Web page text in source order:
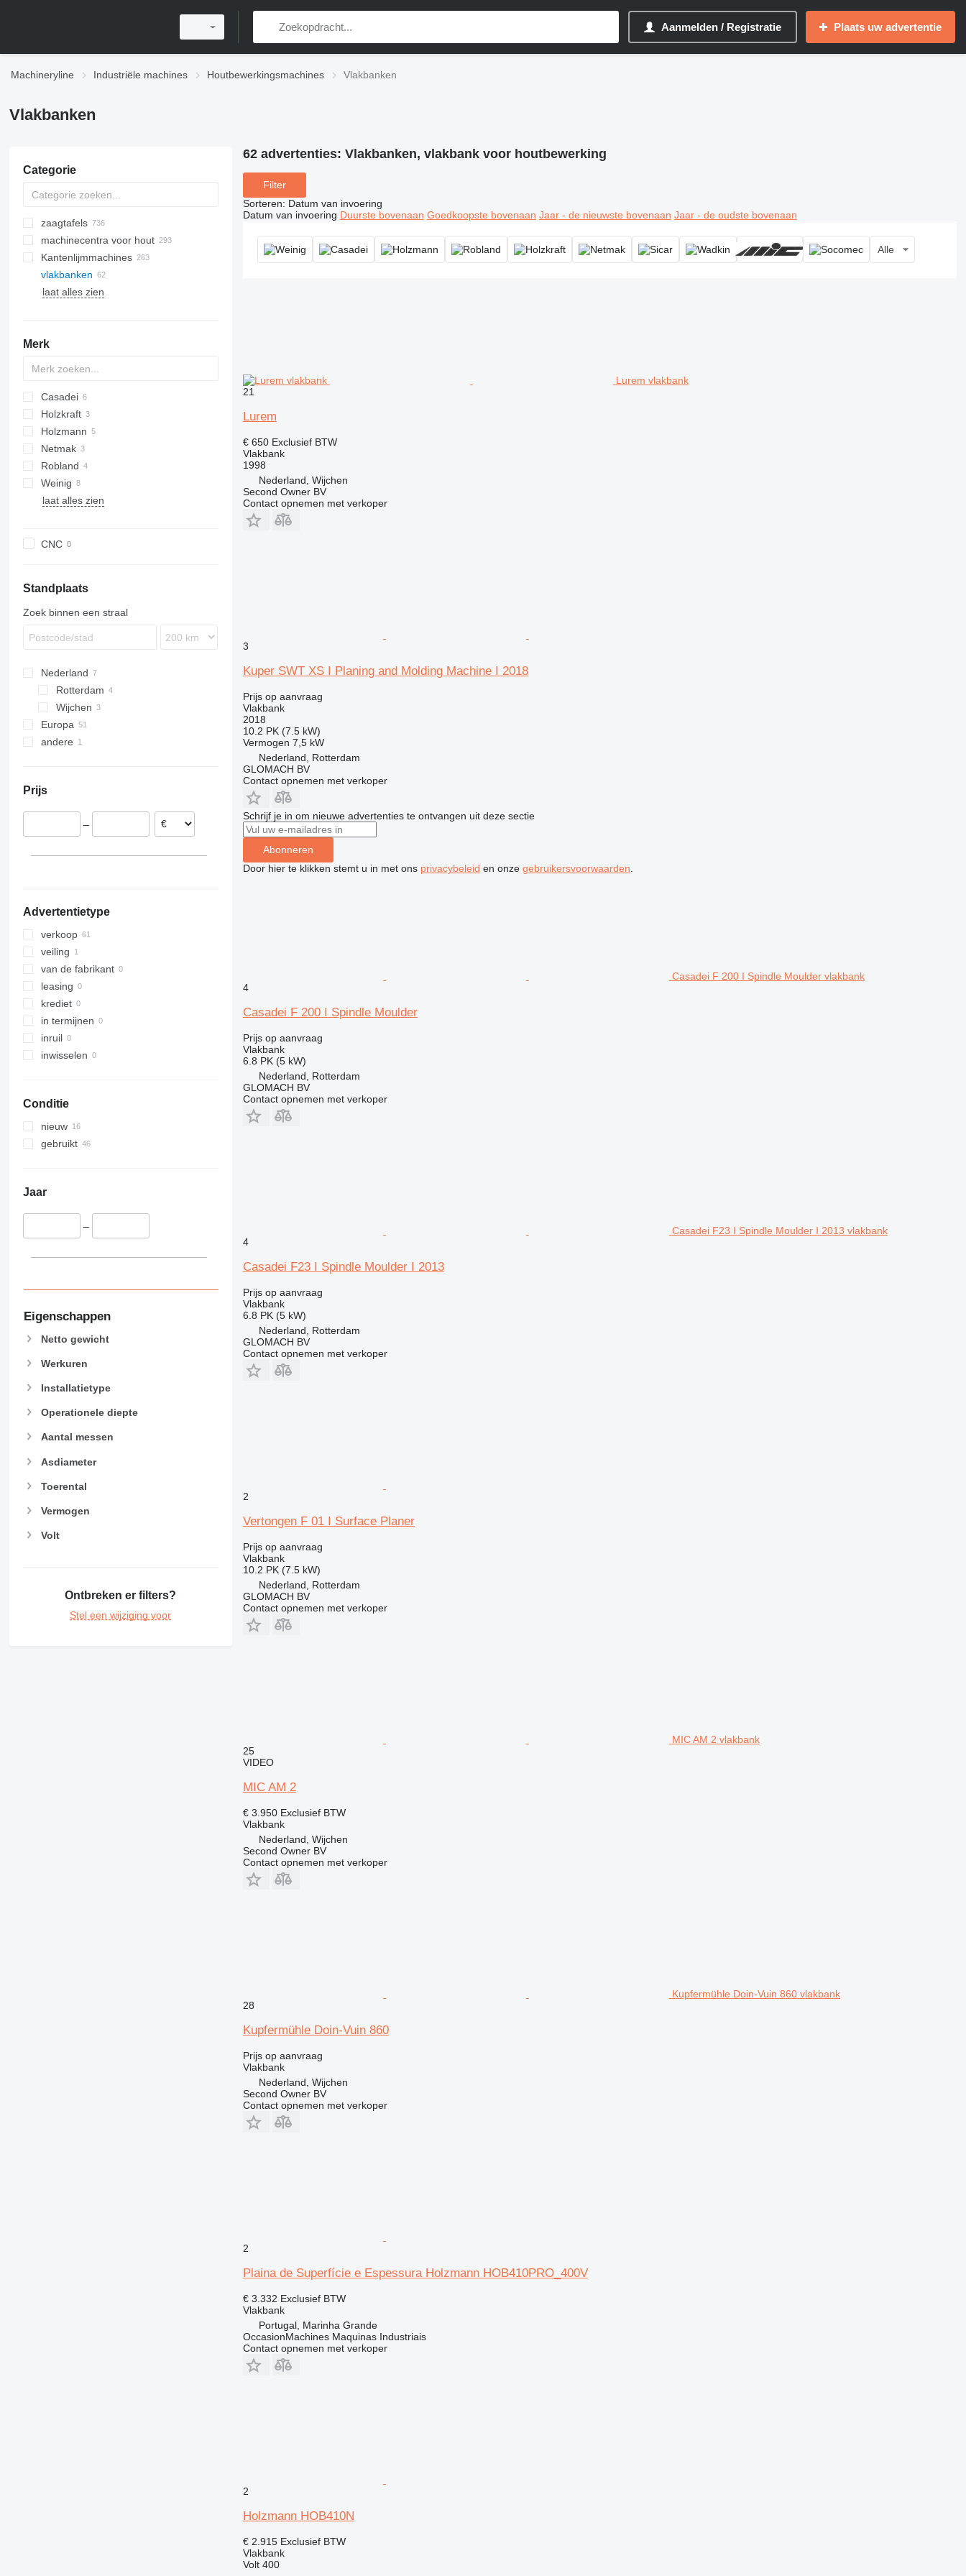
Aanmelden / Registratie Plaats uw advertentie
Machineryline Industriële machines Houtbewerkingsmachines Vlakbanken
Vlakbanken
Categorie
zaagtafels
tafelcirkelzagen
cirkelzagen
houtlintzaagmachines
verstekzagen
zagen met meerdere bladen
pennenbanken
dubbele verstekzagen
fineerzagen
houtzagerijen
zagerij
combinatie
houtbewerkingsmachines
pendelzagen
elektrische figuurzagen
machinecentra voor hout
Kantenlijmmachines
lijmpersen
pelletpersen
brede bandschuurmachines
lange bandschuurmachines
vlakbanken
laat alles zien
Merk
Casadei
Holzkraft
Holzmann
Netmak
Robland
Weinig
Hydromat
laat alles zien
CNC
Standplaats
Zoek binnen een straal
Nederland
Rotterdam
Wijchen
Europa
Duitsland
Oostenrijk
Letland
andere
Prijs
–
Advertentietype
verkoop
veiling
van de fabrikant
leasing
krediet
in termijnen
inruil
inwisselen
Conditie
nieuw
gebruikt
Jaar
–
Eigenschappen
Netto gewicht
Werkuren
Installatietype
Operationele diepte
Aantal messen
Asdiameter
Toerental
Vermogen
Volt
Ontbreken er filters?
Stel een wijziging voor
62 advertenties: Vlakbanken, vlakbank voor houtbewerking
Filter
Sorteren: Datum van invoering
Datum van invoering Duurste bovenaan Goedkoopste bovenaan Jaar - de nieuwste bovenaan Jaar - de oudste bovenaan
Alle
Lurem vlakbank
21
Lurem
€ 650 Exclusief BTW
Vlakbank
1998
Nederland, Wijchen
Second Owner BV
Contact opnemen met verkoper
3
Kuper SWT XS I Planing and Molding Machine I 2018
Prijs op aanvraag
Vlakbank
2018
10.2 PK (7.5 kW)
Vermogen 7,5 kW
Nederland, Rotterdam
GLOMACH BV
Contact opnemen met verkoper
Schrijf je in om nieuwe advertenties te ontvangen uit deze sectie
Abonneren
Door hier te klikken stemt u in met ons privacybeleid en onze gebruikersvoorwaarden
Casadei F 200 I Spindle Moulder vlakbank
4
Casadei F 200 I Spindle Moulder
Prijs op aanvraag
Vlakbank
6.8 PK (5 kW)
Nederland, Rotterdam
GLOMACH BV
Contact opnemen met verkoper
Casadei F23 I Spindle Moulder I 2013 vlakbank
4
Casadei F23 I Spindle Moulder I 2013
Prijs op aanvraag
Vlakbank
6.8 PK (5 kW)
Nederland, Rotterdam
GLOMACH BV
Contact opnemen met verkoper
2
Vertongen F 01 I Surface Planer
Prijs op aanvraag
Vlakbank
10.2 PK (7.5 kW)
Nederland, Rotterdam
GLOMACH BV
Contact opnemen met verkoper
MIC AM 2 vlakbank
25
VIDEO
MIC AM 2
€ 3.950 Exclusief BTW
Vlakbank
Nederland, Wijchen
Second Owner BV
Contact opnemen met verkoper
Kupfermühle Doin-Vuin 860 vlakbank
28
Kupfermühle Doin-Vuin 860
Prijs op aanvraag
Vlakbank
Nederland, Wijchen
Second Owner BV
Contact opnemen met verkoper
2
Plaina de Superfície e Espessura Holzmann HOB410PRO_400V
€ 3.332 Exclusief BTW
Vlakbank
Portugal, Marinha Grande
OccasionMachines Maquinas Industriais
Contact opnemen met verkoper
2
Holzmann HOB410N
€ 2.915 Exclusief BTW
Vlakbank
Volt 400